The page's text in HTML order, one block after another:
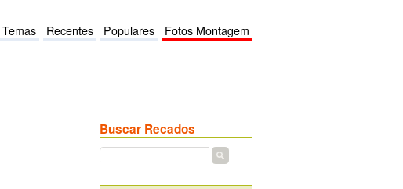
Temas Recentes Populares Fotos Montagem
Buscar Recados